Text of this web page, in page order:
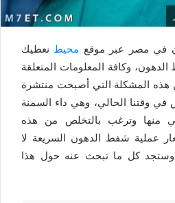
في مصر عبر موقع محيط نعطيك
وكافة المعلومات المتعلقة
هذه المشكلة التي أصبحت منتشرة
في وقتنا الحالي، وهي داء السمنة
منها وترغب بالتخلص من هذه
عملية شفط الدهون السريعة لا
وستجد كل ما تبحث عنه حول هذا